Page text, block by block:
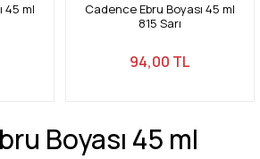
45 ml
Cadence Ebru Boyası 45 ml
815 Sarı
94,00 TL
Boyası 45 ml